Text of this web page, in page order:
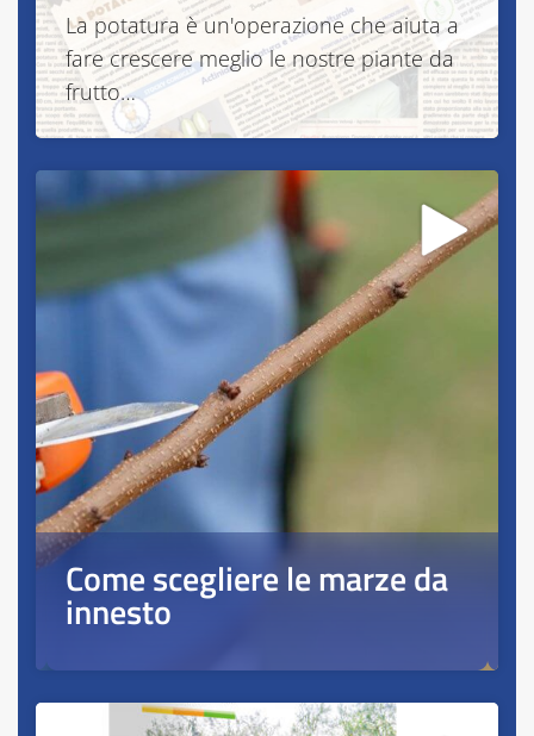
La potatura è un'operazione che aiuta a
fare crescere meglio le nostre piante da
frutto…
Come scegliere le marze da
innesto